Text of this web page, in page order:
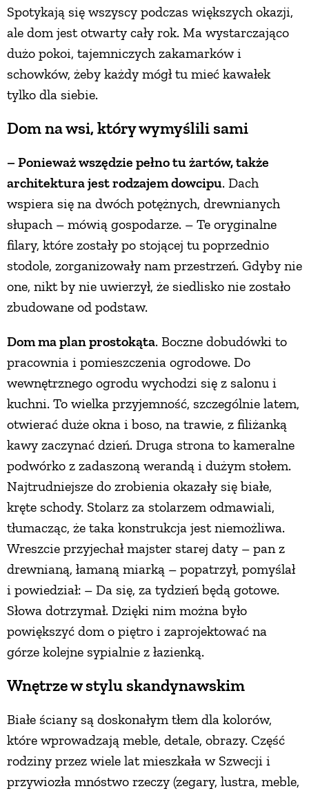
Spotykają się wszyscy podczas większych okazji,
ale dom jest otwarty cały rok. Ma wystarczająco
dużo pokoi, tajemniczych zakamarków i
schowków, żeby każdy mógł tu mieć kawałek
tylko dla siebie.
Dom na wsi, który wymyślili sami
– Ponieważ wszędzie pełno tu żartów, także
architektura jest rodzajem dowcipu. Dach
wspiera się na dwóch potężnych, drewnianych
słupach – mówią gospodarze. – Te oryginalne
filary, które zostały po stojącej tu poprzednio
stodole, zorganizowały nam przestrzeń. Gdyby nie
one, nikt by nie uwierzył, że siedlisko nie zostało
zbudowane od podstaw.
Dom ma plan prostokąta. Boczne dobudówki to
pracownia i pomieszczenia ogrodowe. Do
wewnętrznego ogrodu wychodzi się z salonu i
kuchni. To wielka przyjemność, szczególnie latem,
otwierać duże okna i boso, na trawie, z filiżanką
kawy zaczynać dzień. Druga strona to kameralne
podwórko z zadaszoną werandą i dużym stołem.
Najtrudniejsze do zrobienia okazały się białe,
kręte schody. Stolarz za stolarzem odmawiali,
tłumacząc, że taka konstrukcja jest niemożliwa.
Wreszcie przyjechał majster starej daty – pan z
drewnianą, łamaną miarką – popatrzył, pomyślał
i powiedział: – Da się, za tydzień będą gotowe.
Słowa dotrzymał. Dzięki nim można było
powiększyć dom o piętro i zaprojektować na
górze kolejne sypialnie z łazienką.
Wnętrze w stylu skandynawskim
Białe ściany są doskonałym tłem dla kolorów,
które wprowadzają meble, detale, obrazy. Część
rodziny przez wiele lat mieszkała w Szwecji i
przywiozła mnóstwo rzeczy (zegary, lustra, meble,